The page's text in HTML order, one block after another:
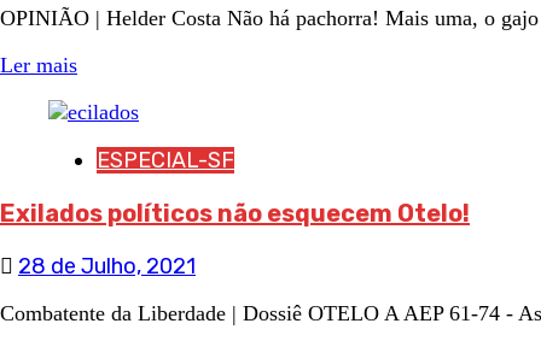
OPINIÃO | Helder Costa Não há pachorra! Mais uma, o
Ler mais
ESPECIAL-SF
Exilados políticos não esquecem Otelo!
28 de Julho, 2021
Combatente da Liberdade | Dossiê OTELO A AEP 61-74 -